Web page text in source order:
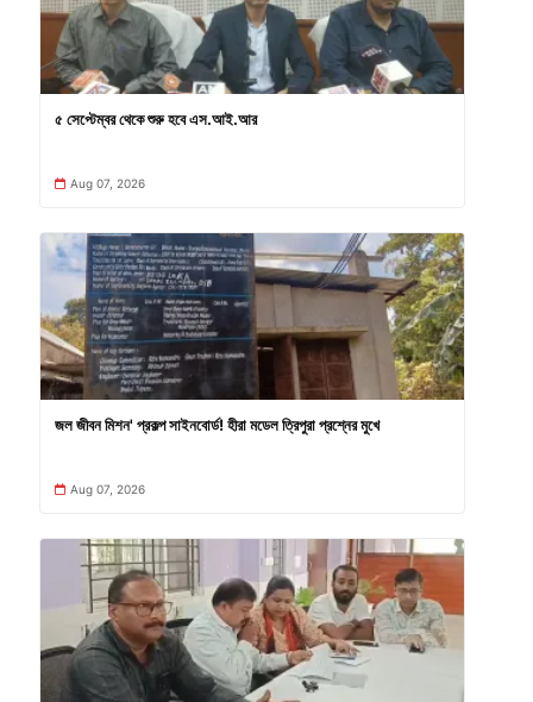
৫ সেপ্টেম্বর থেকে শুরু হবে এস.আই.আর
Aug 07, 2026
জল জীবন মিশন' প্রকল্প সাইনবোর্ড! হীরা মডেল ত্রিপুরা প্রশ্নের মুখে
Aug 07, 2026